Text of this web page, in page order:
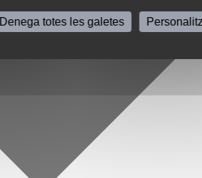
Denega totes les galetes